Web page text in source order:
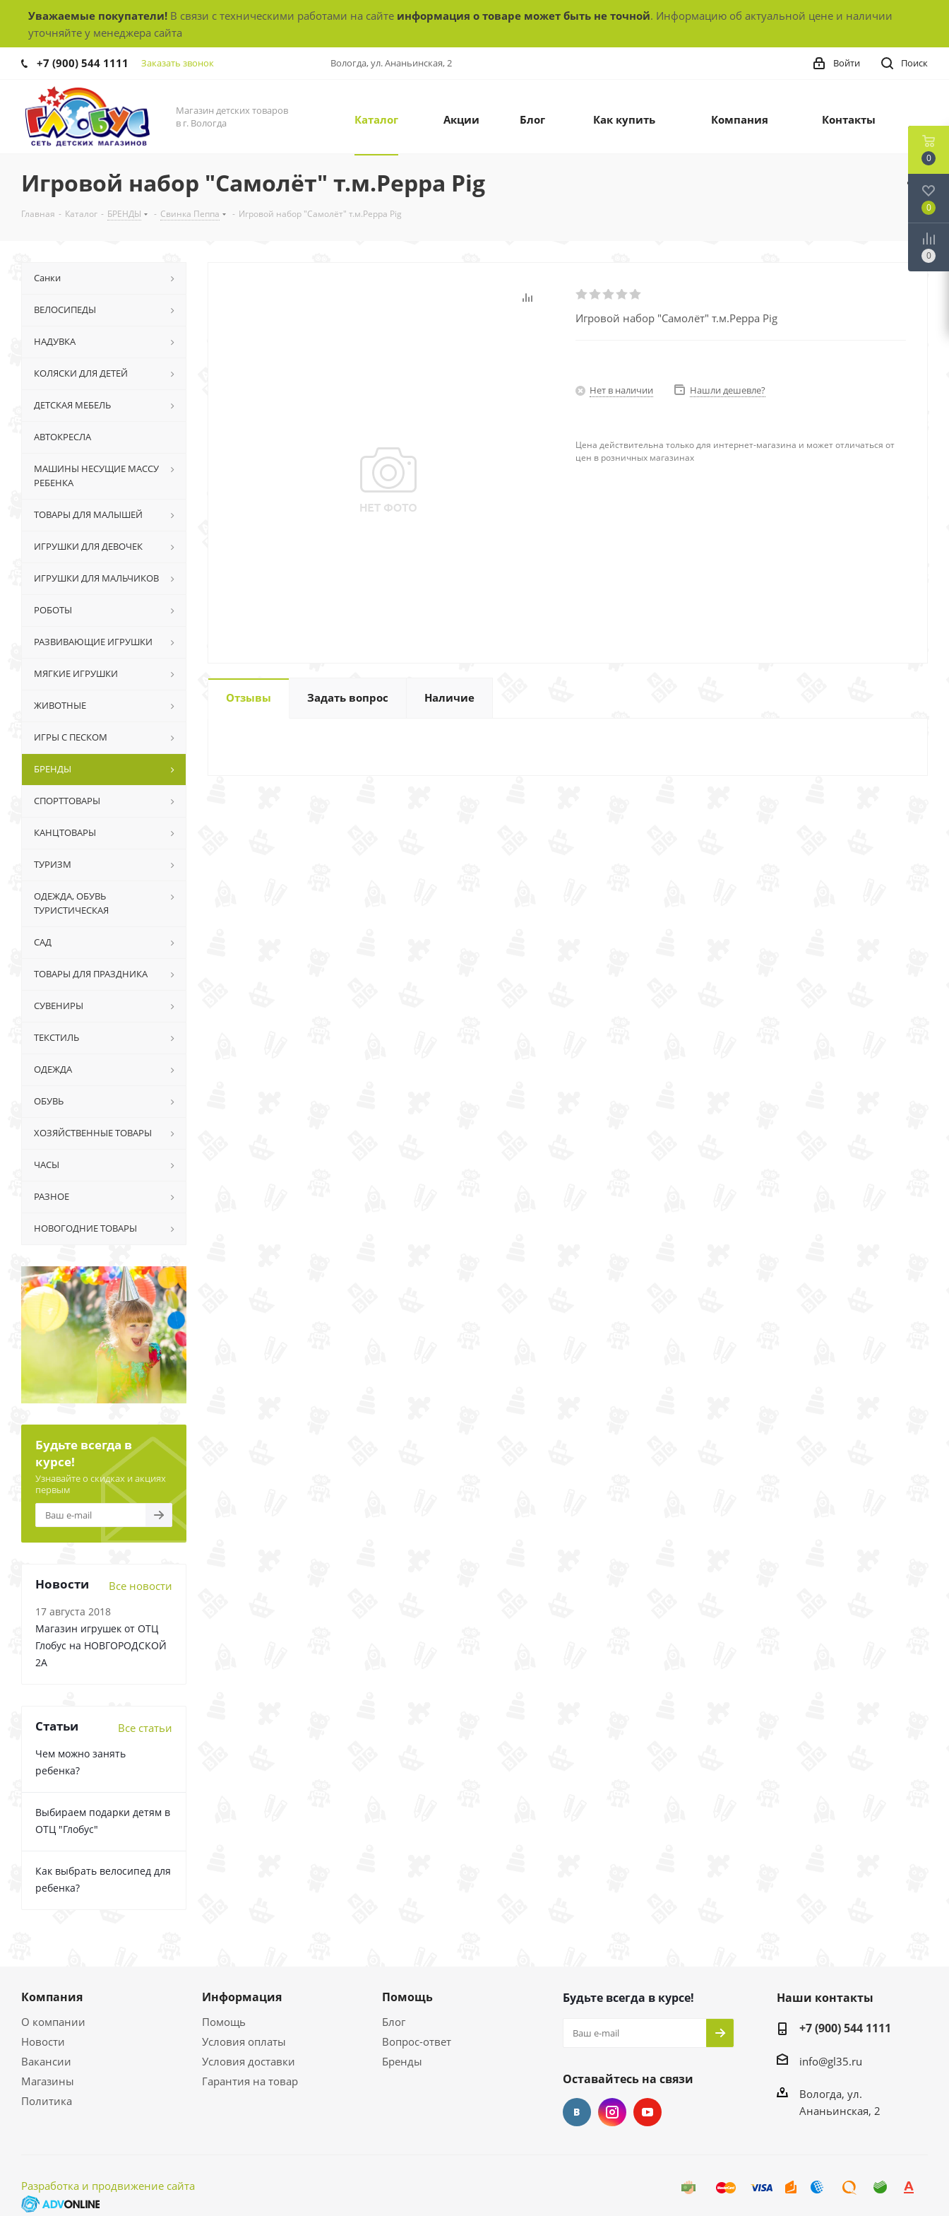
Уважаемые покупатели! В связи с техническими работами на сайте информация о товаре может быть не точной. Информацию об актуальной цене и наличии
уточняйте у менеджера сайта
+7 (900) 544 1111 Заказать звонок Вологда, ул. Ананьинская, 2 Поиск
Войти
Магазин детских товаров
в г. Вологда
Каталог Акции Блог Как купить Компания Контакты
Игровой набор "Самолёт" т.м.Peppa Pig
Главная - Каталог - БРЕНДЫ - Свинка Пеппа - Игровой набор "Самолёт" т.м.Peppa Pig
Игровой набор "Самолёт" т.м.Peppa Pig
Нет в наличии Нашли дешевле?
Цена действительна только для интернет-магазина и может отличаться от
цен в розничных магазинах
Отзывы Задать вопрос Наличие
Санки
ВЕЛОСИПЕДЫ
НАДУВКА
КОЛЯСКИ ДЛЯ ДЕТЕЙ
ДЕТСКАЯ МЕБЕЛЬ
АВТОКРЕСЛА
МАШИНЫ НЕСУЩИЕ МАССУ
РЕБЕНКА
ТОВАРЫ ДЛЯ МАЛЫШЕЙ
ИГРУШКИ ДЛЯ ДЕВОЧЕК
ИГРУШКИ ДЛЯ МАЛЬЧИКОВ
РОБОТЫ
РАЗВИВАЮЩИЕ ИГРУШКИ
МЯГКИЕ ИГРУШКИ
ЖИВОТНЫЕ
ИГРЫ С ПЕСКОМ
БРЕНДЫ
СПОРТТОВАРЫ
КАНЦТОВАРЫ
ТУРИЗМ
ОДЕЖДА, ОБУВЬ
ТУРИСТИЧЕСКАЯ
САД
ТОВАРЫ ДЛЯ ПРАЗДНИКА
СУВЕНИРЫ
ТЕКСТИЛЬ
ОДЕЖДА
ОБУВЬ
ХОЗЯЙСТВЕННЫЕ ТОВАРЫ
ЧАСЫ
РАЗНОЕ
НОВОГОДНИЕ ТОВАРЫ
Будьте всегда в
курсе!
Узнавайте о скидках и акциях
первым
Новости Все новости
17 августа 2018
Магазин игрушек от ОТЦ
Глобус на НОВГОРОДСКОЙ
2А
Статьи Все статьи
Чем можно занять
ребенка?
Выбираем подарки детям в
ОТЦ "Глобус"
Как выбрать велосипед для
ребенка?
Компания
О компании
Новости
Вакансии
Магазины
Политика
Информация
Помощь
Условия оплаты
Условия доставки
Гарантия на товар
Помощь
Блог
Вопрос-ответ
Бренды
Будьте всегда в курсе!
Оставайтесь на связи
Наши контакты
+7 (900) 544 1111
info@gl35.ru
Вологда, ул.
Ананьинская, 2
Разработка и продвижение сайта
0
0
0